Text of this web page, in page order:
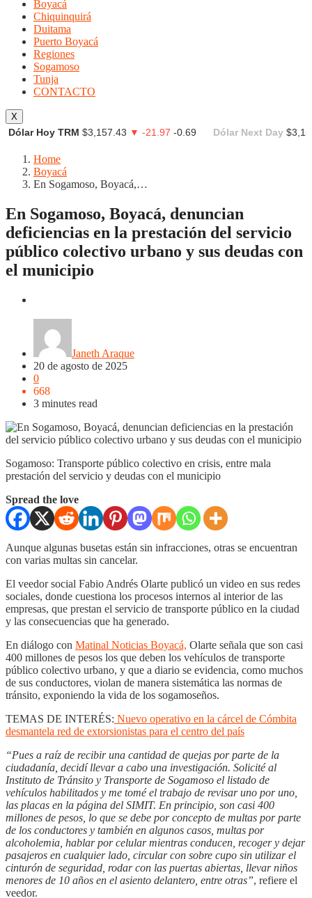
Boyacá
Chiquinquirá
Duitama
Puerto Boyacá
Regiones
Sogamoso
Tunja
CONTACTO
X
Dólar Hoy TRM $3,157.43 ▼ -21.97 -0.69 Dólar Next Day
Home
Boyacá
En Sogamoso, Boyacá,…
En Sogamoso, Boyacá, denuncian
deficiencias en la prestación del servicio
público colectivo urbano y sus deudas con
el municipio
Janeth Araque
20 de agosto de 2025
0
668
3 minutes read
Sogamoso: Transporte público colectivo en crisis, entre mala
prestación del servicio y deudas con el municipio
Spread the love
Aunque algunas busetas están sin infracciones, otras se encuentran
con varias multas sin cancelar.
El veedor social Fabio Andrés Olarte publicó un video en sus redes
sociales, donde cuestiona los procesos internos al interior de las
empresas, que prestan el servicio de transporte público en la ciudad
y las consecuencias que ha generado.
En diálogo con Matinal Noticias Boyacá, Olarte señala que son casi
400 millones de pesos los que deben los vehículos de transporte
público colectivo urbano, y que a diario se evidencia, como muchos
de sus conductores, violan de manera sistemática las normas de
tránsito, exponiendo la vida de los sogamoseños.
TEMAS DE INTERÉS: Nuevo operativo en la cárcel de Cómbita
desmantela red de extorsionistas para el centro del país
“Pues a raíz de recibir una cantidad de quejas por parte de la
ciudadanía, decidí llevar a cabo una investigación. Solicité al
Instituto de Tránsito y Transporte de Sogamoso el listado de
vehículos habilitados y me tomé el trabajo de revisar uno por uno,
las placas en la página del SIMIT. En principio, son casi 400
millones de pesos, lo que se debe por concepto de multas por parte
de los conductores y también en algunos casos, multas por
alcoholemia, hablar por celular mientras conducen, recoger y dejar
pasajeros en cualquier lado, circular con sobre cupo sin utilizar el
cinturón de seguridad, rodar con las puertas abiertas, llevar niños
menores de 10 años en el asiento delantero, entre otras”, refiere el
veedor.